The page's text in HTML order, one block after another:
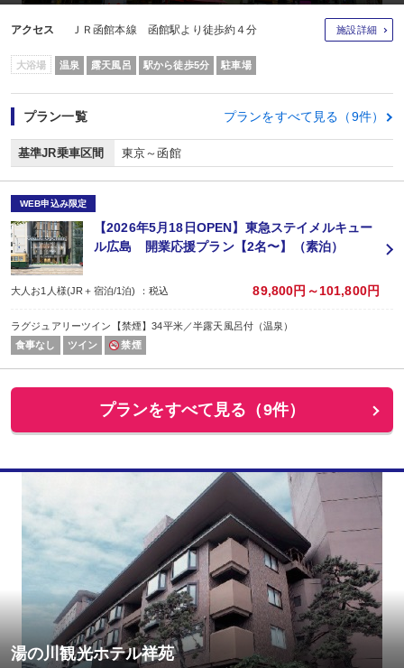
アクセス ＪＲ函館本線 函館駅より徒歩約４分 施設詳細
大浴場 温泉 露天風呂 駅から徒歩5分 駐車場
プラン一覧 プランをすべて見る（9件）
基準JR乗車区間 東京～函館
WEB申込み限定
【2026年5月18日OPEN】東急ステイメルキュー
ル広島 開業応援プラン【2名〜】（素泊）
大人お1人様(JR＋宿泊/1泊) ：税込 89,800円～101,800円
ラグジュアリーツイン【禁煙】34平米／半露天風呂付（温泉）
食事なし
ツイン 禁煙
プランをすべて見る（9件）
湯の川観光ホテル祥苑